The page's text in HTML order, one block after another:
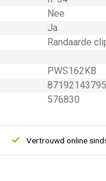
Nee
Ja
Randaarde
PWS162KB
576830
Vertrouwd online sinds